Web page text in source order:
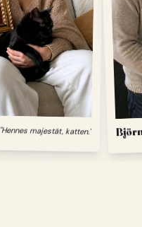
"Hennes majestät, katten."